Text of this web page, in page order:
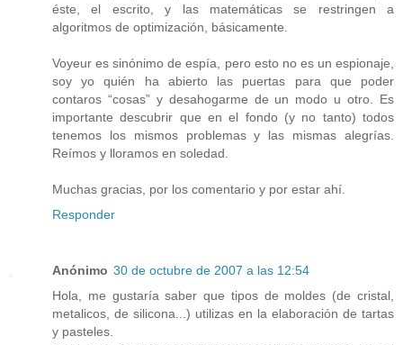
éste, el escrito, y las matemáticas se restringen a
algoritmos de optimización, básicamente.
Voyeur es sinónimo de espía, pero esto no es un espionaje,
soy yo quién ha abierto las puertas para que poder
contaros “cosas” y desahogarme de un modo u otro. Es
importante descubrir que en el fondo (y no tanto) todos
tenemos los mismos problemas y las mismas alegrías.
Reímos y lloramos en soledad.
Muchas gracias, por los comentario y por estar ahí.
Responder
Anónimo 30 de octubre de 2007 a las 12:54
Hola, me gustaría saber que tipos de moldes (de cristal,
metalicos, de silicona...) utilizas en la elaboración de tartas
y pasteles.